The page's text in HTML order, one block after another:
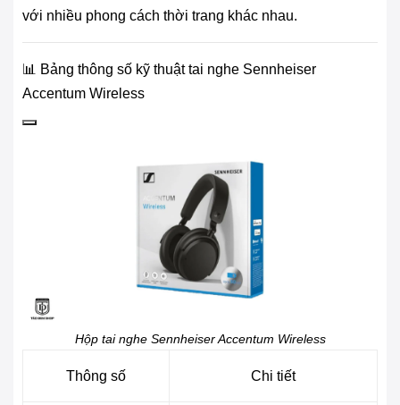
với nhiều phong cách thời trang khác nhau.
📊 Bảng thông số kỹ thuật tai nghe Sennheiser
Accentum Wireless
Hộp tai nghe Sennheiser Accentum Wireless
Thông số Chi tiết